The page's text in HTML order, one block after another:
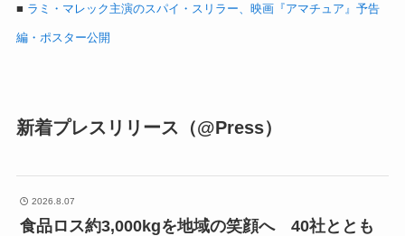
■ ラミ・マレック主演のスパイ・スリラー、映画『アマチュア』予告
編・ポスター公開
新着プレスリリース（@Press）
2026.8.07
食品ロス約3,000kgを地域の笑顔へ 40社ととも